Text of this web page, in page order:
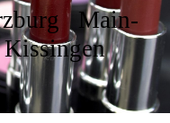
Main-
Kissingen